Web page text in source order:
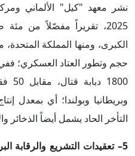
نشر معهد "كيل" الألماني
2025، تقريراً مفصّلاً من
الكبرى، ومنها المملكة
التأخر الحاد يشمل أيضاً الذخائر
5–
تعقيدات التشريع والرقابة